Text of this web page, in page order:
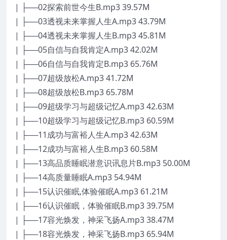
| ├──02探索前世今生B.mp3 39.57M
| ├──03透视未来掌握人生A.mp3 43.79M
| ├──04透视未来掌握人生B.mp3 45.81M
| ├──05自信与自我肯定A.mp3 42.02M
| ├──06自信与自我肯定B.mp3 65.76M
| ├──07超级放松A.mp3 41.72M
| ├──08超级放松B.mp3 65.78M
| ├──09超级学习与超级记忆A.mp3 42.63M
| ├──10超级学习与超级记忆B.mp3 60.59M
| ├──11成功与富裕人生A.mp3 42.63M
| ├──12成功与富裕人生B.mp3 60.58M
| ├──13高品质睡眠潜意识讯息片B.mp3 50.00M
| ├──14高质量睡眠A.mp3 54.94M
| ├──15认识催眠,体验催眠A.mp3 61.21M
| ├──16认识催眠，体验催眠B.mp3 39.75M
| ├──17容光焕发，神采飞扬A.mp3 38.47M
| ├──18容光焕发，神采飞扬B.mp3 65.94M